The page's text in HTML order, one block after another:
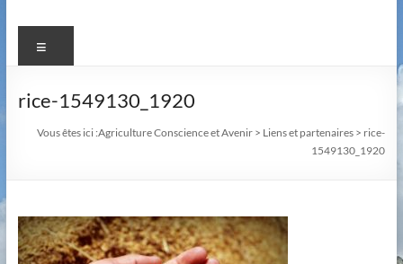
Agriculture
Conscience
et
Avenir
à
la
rice-1549130_1920
Vous êtes ici :Agriculture Conscience et Avenir > Liens et partenaires > rice-
1549130_1920